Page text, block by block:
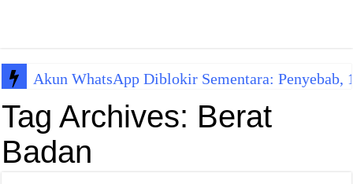
Akun WhatsApp Diblokir Sementara:
Tag Archives: Berat
Badan